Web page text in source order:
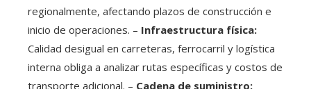
regionalmente, afectando plazos de construcción e
inicio de operaciones. – Infraestructura física:
Calidad desigual en carreteras, ferrocarril y logística
interna obliga a analizar rutas específicas y costos de
transporte adicional. – Cadena de suministro: